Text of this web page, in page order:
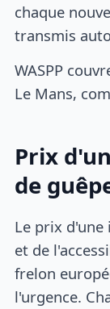
chaque
transmis
WASPP
Le Mans,
Prix
de
Le prix
et de
frelon
l'urgence.